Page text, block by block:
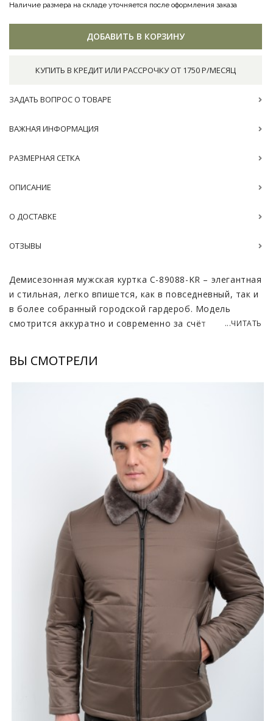
Наличие размера на складе уточняется после оформления заказа
ДОБАВИТЬ В КОРЗИНУ
КУПИТЬ В КРЕДИТ ИЛИ РАССРОЧКУ ОТ 1750 Р/МЕСЯЦ
ЗАДАТЬ ВОПРОС О ТОВАРЕ
ВАЖНАЯ ИНФОРМАЦИЯ
РАЗМЕРНАЯ СЕТКА
ОПИСАНИЕ
О ДОСТАВКЕ
ОТЗЫВЫ
Демисезонная мужская куртка C-89088-KR – элегантная
и стильная, легко впишется, как в повседневный, так и
в более собранный городской гардероб. Модель
смотрится аккуратно и современно за счёт
обладающая практичностью и устойчивостью к износу.
погоды межсезонья, при этом остаётся лёгкой и
Отдельного внимания заслуживает воротник из меха
мериноса. Он не только добавляет образу
статусности, но и дарит дополнительное тепло и уют
в прохладные дни. Цвет воротника гармонично
перекликается с оттенком ткани, создавая цельный и
благородный образ. Светло-коричневый тон куртки
выглядит дорого и свежо, выгодно выделяясь среди
привычных тёмных вариантов верхней одежды.
В качестве утеплителя используется верблюжья
шерсть- натуральный материал с отличными
теплоизоляционными свойствами. Он помогает
поддерживать комфортную температуру без эффекта
перегрева. Длина 65–70 см делает модель удобной для
активного движения и повседневных дел. Куртка не
перегружена лишними деталями, выглядит аккуратно и
стильно, а основной акцент сделан на качестве
материалов и красивом цвете. Размерный ряд 48–60
позволяет подобрать оптимальную посадку.
Фабричное производство в Китае обеспечивает
достойное качество исполнения и аккуратную
...ЧИТАТЬ
ВЫ СМОТРЕЛИ